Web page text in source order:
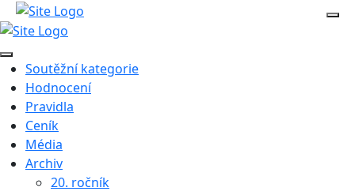
Soutěžní kategorie
Hodnocení
Pravidla
Ceník
Média
Archiv
20. ročník